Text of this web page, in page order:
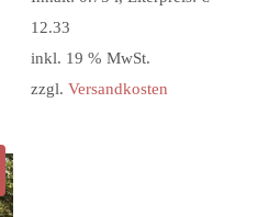
12.33
inkl. 19 % MwSt.
zzgl.Versandkosten